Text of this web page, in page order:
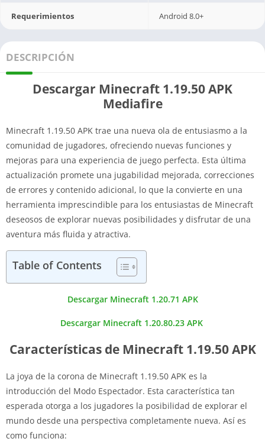
Requerimientos Android 8.0+
DESCRIPCIÓN
Descargar Minecraft 1.19.50 APK
Mediafire
Minecraft 1.19.50 APK trae una nueva ola de entusiasmo a la
comunidad de jugadores, ofreciendo nuevas funciones y
mejoras para una experiencia de juego perfecta. Esta última
actualización promete una jugabilidad mejorada, correcciones
de errores y contenido adicional, lo que la convierte en una
herramienta imprescindible para los entusiastas de Minecraft
deseosos de explorar nuevas posibilidades y disfrutar de una
aventura más fluida y atractiva.
Table of Contents
Descargar Minecraft 1.20.71 APK
Descargar Minecraft 1.20.80.23 APK
Características de Minecraft 1.19.50 APK
La joya de la corona de Minecraft 1.19.50 APK es la
introducción del Modo Espectador. Esta característica tan
esperada otorga a los jugadores la posibilidad de explorar el
mundo desde una perspectiva completamente nueva. Así es
como funciona: